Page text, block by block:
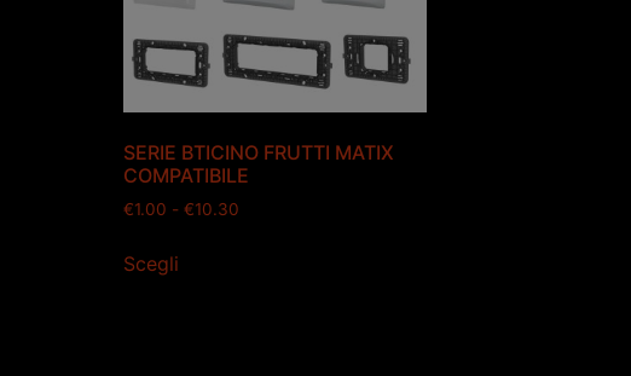
SERIE BTICINO FRUTTI MATIX
COMPATIBILE
€1.00 - €10.30
Scegli